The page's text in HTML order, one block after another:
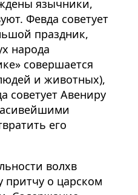
язычники,
Февда советует
праздник,
народа
совершается
и животных),
советует Авениру
его
волхв
притчу о царском